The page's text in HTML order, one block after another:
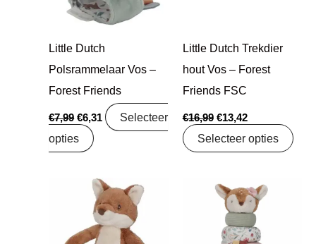
Little Dutch
Polsrammelaar Vos –
Forest Friends
€7,99 €6,31
Selecteer
opties
Little Dutch Trekdier
hout Vos – Forest
Friends FSC
€16,99 €13,42
Selecteer opties
Oorspronkelijke
prijs
was:
€12,99.
Huidige
prijs
is:
€10,99.
Oorspronkelijke
prijs
was:
€19,99.
Huidige
prijs
is:
€15,79.